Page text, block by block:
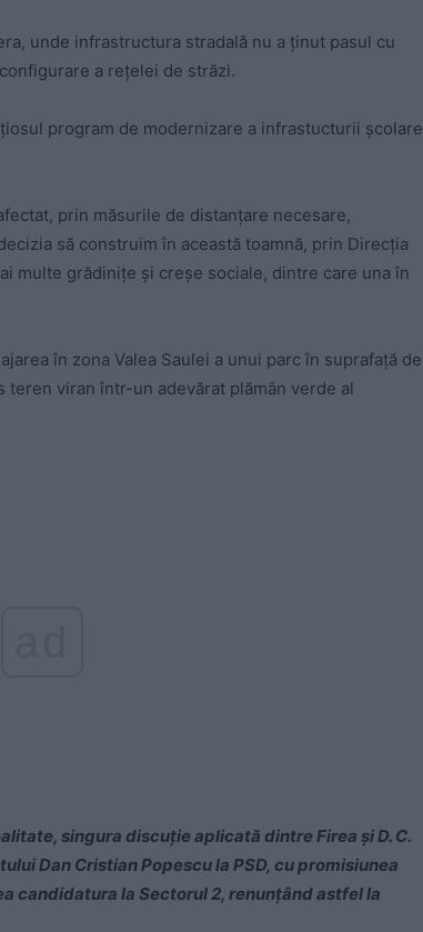
unde infrastructura stradală nu a ținut pasul cu
a rețelei de străzi.
program de modernizare a infrastucturii școlare
prin măsurile de distanțare necesare,
să construim în această toamnă, prin Direcția
multe grădinițe și creșe sociale, dintre care una în
în zona Valea Saulei a unui parc în suprafață de
viran într-un adevărat plămân verde al
singura discuție aplicată dintre Firea și D. C.
Dan Cristian Popescu la PSD, cu promisiunea
candidatura la Sectorul 2, renunțând astfel la